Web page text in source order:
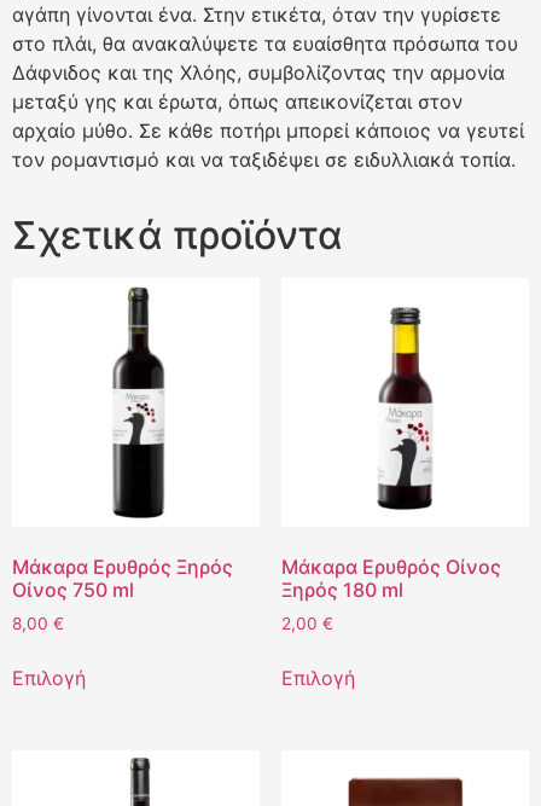
αγάπη γίνονται ένα. Στην ετικέτα, όταν την γυρίσετε
στο πλάι, θα ανακαλύψετε τα ευαίσθητα πρόσωπα του
Δάφνιδος και της Χλόης, συμβολίζοντας την αρμονία
μεταξύ γης και έρωτα, όπως απεικονίζεται στον
αρχαίο μύθο. Σε κάθε ποτήρι μπορεί κάποιος να γευτεί
τον ρομαντισμό και να ταξιδέψει σε ειδυλλιακά τοπία.
Σχετικά προϊόντα
Μάκαρα Ερυθρός Ξηρός
Οίνος 750 ml
8,00 €
Επιλογή
Μάκαρα Ερυθρός Οίνος
Ξηρός 180 ml
2,00 €
Επιλογή